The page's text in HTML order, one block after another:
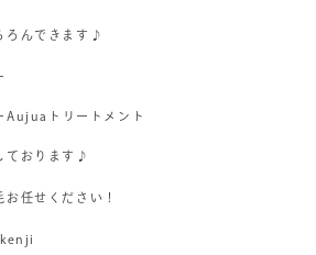
ろんできます♪
Aujuaトリートメント
ております♪
任せください！